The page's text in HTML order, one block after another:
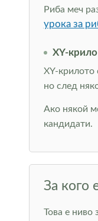
Риба меч
урока за
XY-крило
XY-крилото
но след
Ако някой
кандидати.
За кого
Това е ниво